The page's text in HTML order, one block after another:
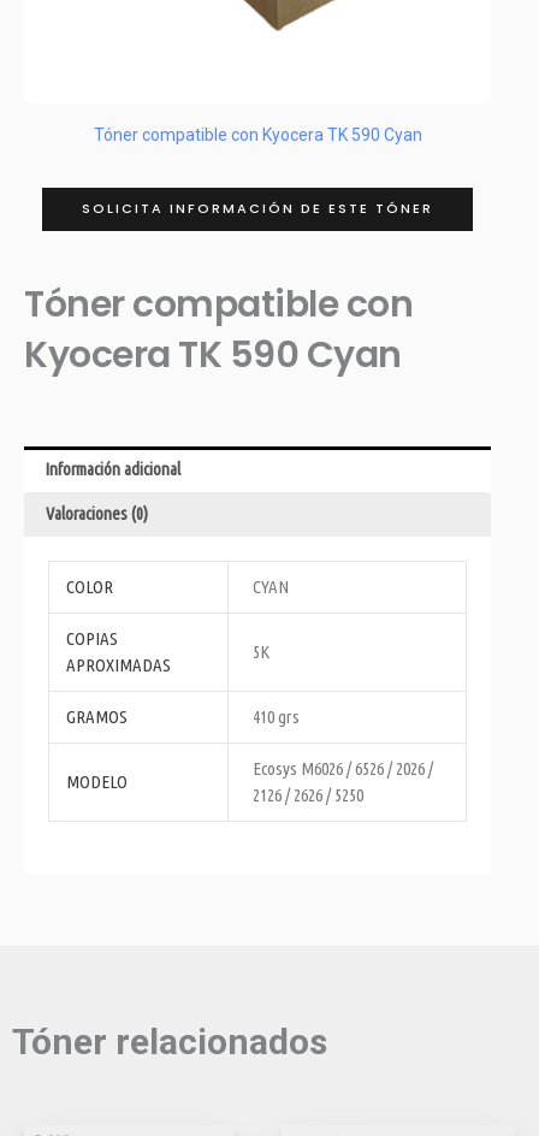
Tóner compatible con Kyocera TK 590 Cyan
SOLICITA INFORMACIÓN DE ESTE TÓNER
Tóner compatible con
Kyocera TK 590 Cyan
Información adicional
Valoraciones (0)
COLOR CYAN
COPIAS
APROXIMADAS
5K
GRAMOS 410 grs
MODELO
Ecosys M6026 / 6526 / 2026 /
2126 / 2626 / 5250
Tóner relacionados